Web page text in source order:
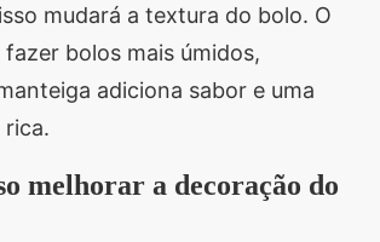
mudará a textura do bolo. O
bolos mais úmidos,
adiciona sabor e uma
melhorar a decoração do